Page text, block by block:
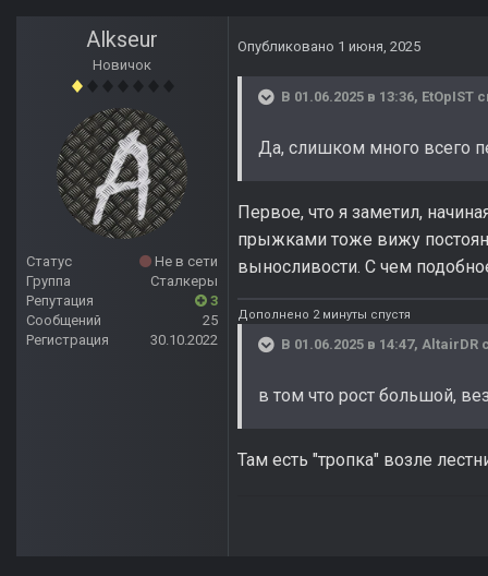
Alkseur
Новичок
Статус
Не в сети
Группа
Сталкеры
Репутация
3
Сообщений
25
Регистрация
30.10.2022
Опубликовано 1 июня, 2025
В 01.06.2025 в 13:36, EtOpIST
Да, слишком много всего
Первое, что я заметил,
прыжками тоже вижу
выносливости. С чем
Дополнено 2 минуты спустя
В 01.06.2025 в 14:47, AltairDR
в том что рост большой,
Там есть "тропка" возле